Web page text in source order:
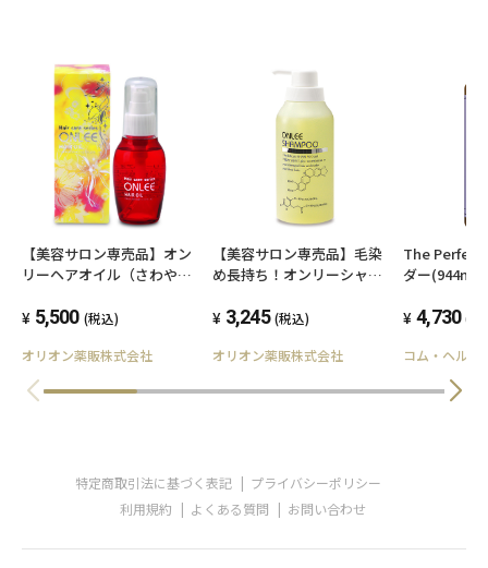
【美容サロン専売品】オン
リーヘアオイル（さわやか
5,500 (税込)
オリオン薬販株式会社
【美容サロン専売品】毛染
め長持ち！オンリーシャン
3,245 (税込)
オリオン薬販株式会社
The Perfect
ダー(944ml)
4,730 (税
コム・ヘルス
特定商取引法に基づく表記
プライバシーポリシー
利用規約
よくある質問 お問い合わせ